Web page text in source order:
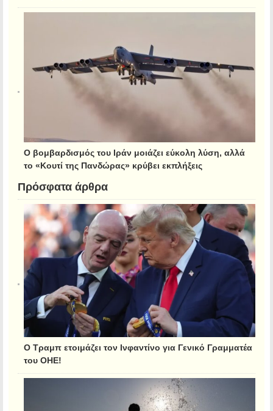
Ο βομβαρδισμός του Ιράν μοιάζει εύκολη λύση, αλλά
το «Κουτί της Πανδώρας» κρύβει εκπλήξεις
Πρόσφατα άρθρα
Ο Τραμπ ετοιμάζει τον Ινφαντίνο για Γενικό Γραμματέα
του ΟΗΕ!